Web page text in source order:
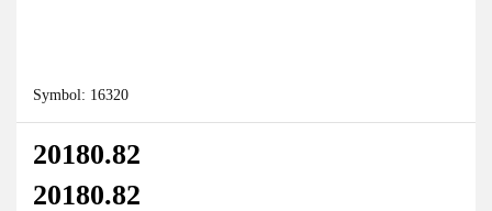
Symbol: 16320
20180.82
20180.82